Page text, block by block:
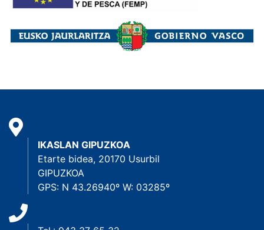
IKASLAN GIPUZKOA
Etarte bidea, 20170 Usurbil
GIPUZKOA
GPS: N 43.26940º W: 03285º